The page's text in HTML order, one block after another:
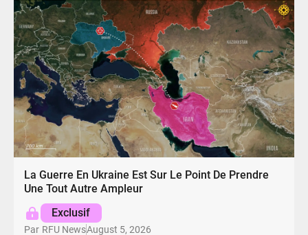
La Guerre En Ukraine Est Sur Le Point De Prendre
Une Tout Autre Ampleur
Exclusif
Par RFU NewsAugust 5, 2026